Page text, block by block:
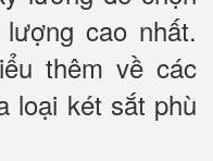
cao nhất.
thêm về các
loại két sắt phù